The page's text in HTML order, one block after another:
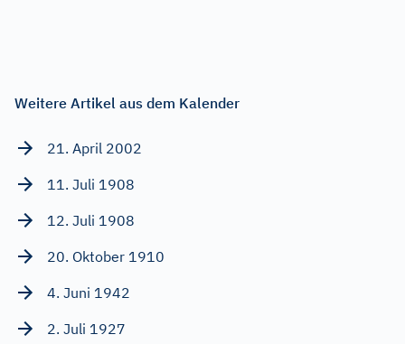
Weitere Artikel aus dem Kalender
21. April 2002
11. Juli 1908
12. Juli 1908
20. Oktober 1910
4. Juni 1942
2. Juli 1927